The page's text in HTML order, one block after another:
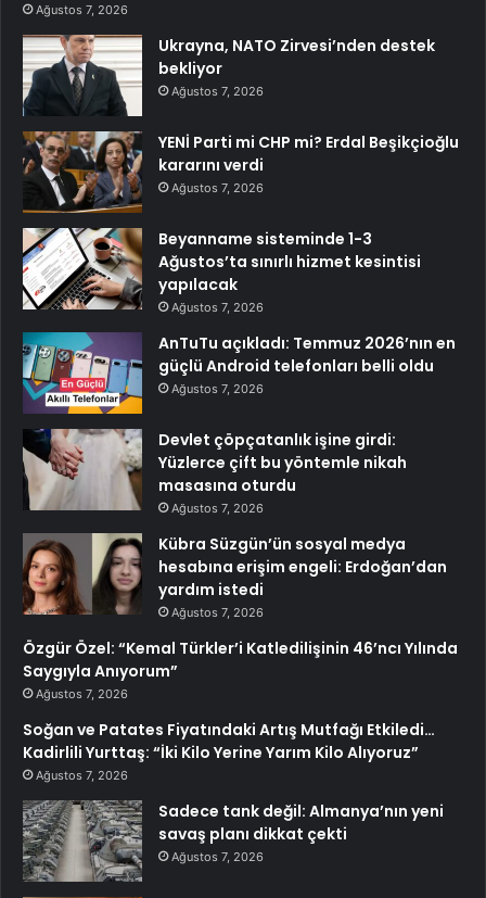
Ağustos 7, 2026
Ukrayna, NATO Zirvesi’nden destek
bekliyor
Ağustos 7, 2026
YENİ Parti mi CHP mi? Erdal Beşikçioğlu
kararını verdi
Ağustos 7, 2026
Beyanname sisteminde 1-3
Ağustos’ta sınırlı hizmet kesintisi
yapılacak
Ağustos 7, 2026
AnTuTu açıkladı: Temmuz 2026’nın en
güçlü Android telefonları belli oldu
Ağustos 7, 2026
Devlet çöpçatanlık işine girdi:
Yüzlerce çift bu yöntemle nikah
masasına oturdu
Ağustos 7, 2026
Kübra Süzgün’ün sosyal medya
hesabına erişim engeli: Erdoğan’dan
yardım istedi
Ağustos 7, 2026
Özgür Özel: “Kemal Türkler’i Katledilişinin 46’ncı Yılında
Saygıyla Anıyorum”
Ağustos 7, 2026
Soğan ve Patates Fiyatındaki Artış Mutfağı Etkiledi…
Kadirlili Yurttaş: “İki Kilo Yerine Yarım Kilo Alıyoruz”
Ağustos 7, 2026
Sadece tank değil: Almanya’nın yeni
savaş planı dikkat çekti
Ağustos 7, 2026